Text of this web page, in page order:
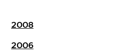
2008
2006